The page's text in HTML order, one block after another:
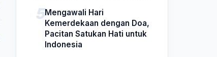
Mengawali Hari
Kemerdekaan dengan Doa,
Pacitan Satukan Hati untuk
Indonesia